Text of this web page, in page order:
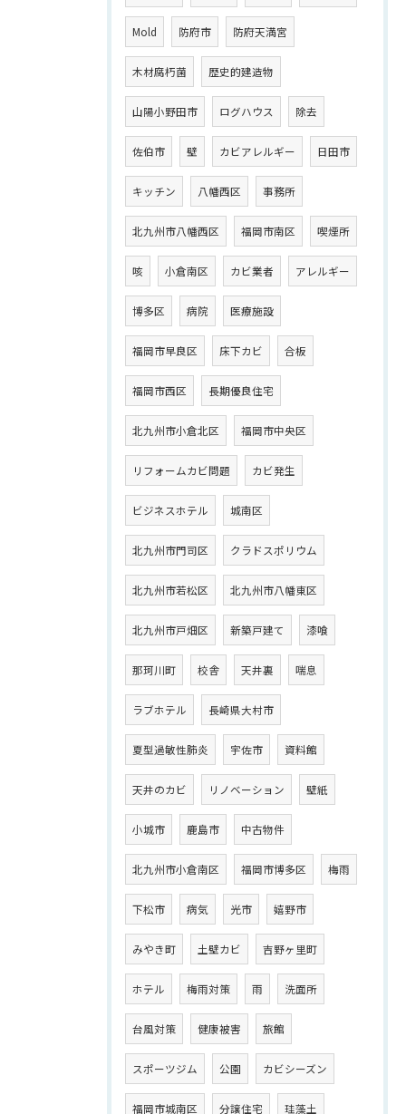
Mold 防府市 防府天満宮
木材腐朽菌 歴史的建造物
山陽小野田市 ログハウス 除去
佐伯市 壁 カビアレルギー 日田市
キッチン 八幡西区 事務所
北九州市八幡西区 福岡市南区 喫煙所
咳 小倉南区 カビ業者 アレルギー
博多区 病院 医療施設
福岡市早良区 床下カビ 合板
福岡市西区 長期優良住宅
北九州市小倉北区 福岡市中央区
リフォームカビ問題 カビ発生
ビジネスホテル 城南区
北九州市門司区 クラドスポリウム
北九州市若松区 北九州市八幡東区
北九州市戸畑区 新築戸建て 漆喰
那珂川町 校舎 天井裏 喘息
ラブホテル 長崎県大村市
夏型過敏性肺炎 宇佐市 資料館
天井のカビ リノベーション 壁紙
小城市 鹿島市 中古物件
北九州市小倉南区 福岡市博多区 梅雨
下松市 病気 光市 嬉野市
みやき町 土壁カビ 吉野ヶ里町
ホテル 梅雨対策 雨 洗面所
台風対策 健康被害 旅館
スポーツジム 公園 カビシーズン
福岡市城南区 分譲住宅 珪藻土